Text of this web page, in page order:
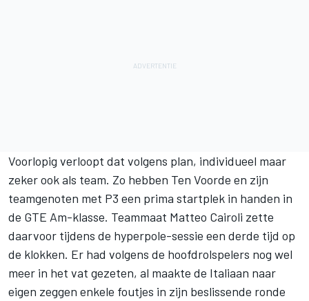
Voorlopig verloopt dat volgens plan, individueel maar
zeker ook als team. Zo hebben Ten Voorde en zijn
teamgenoten met P3 een prima startplek in handen in
de GTE Am-klasse. Teammaat Matteo Cairoli zette
daarvoor tijdens de hyperpole-sessie een derde tijd op
de klokken. Er had volgens de hoofdrolspelers nog wel
meer in het vat gezeten, al maakte de Italiaan naar
eigen zeggen enkele foutjes in zijn beslissende ronde